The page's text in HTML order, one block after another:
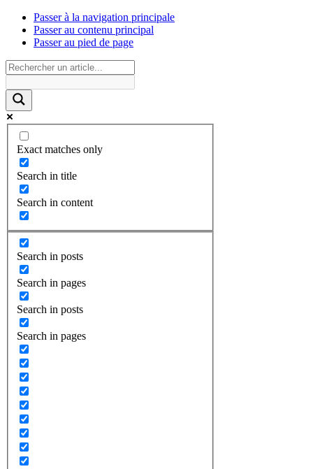
Passer à la navigation principale
Passer au contenu principal
Passer au pied de page
Exact matches only
Search in title
Search in content
Search in posts
Search in pages
Search in posts
Search in pages